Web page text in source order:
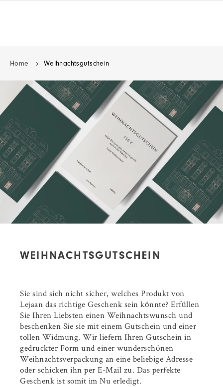
Home Weihnachtsgutschein
WEIHNACHTSGUTSCHEIN
Sie sind sich nicht sicher, welches Produkt von
Lejaan das richtige Geschenk sein könnte? Erfüllen
Sie Ihren Liebsten einen Weihnachtswunsch und
beschenken Sie sie mit einem Gutschein und einer
tollen Widmung. Wir liefern Ihren Gutschein in
gedruckter Form und einer wunderschönen
Weihnachtsverpackung an eine beliebige Adresse
oder schicken ihn per E-Mail zu. Das perfekte
Geschenk ist somit im Nu erledigt.